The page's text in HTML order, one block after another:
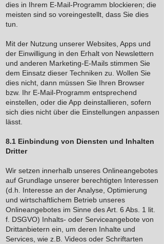
dies in Ihrem E-Mail-Programm blockieren; die
meisten sind so voreingestellt, dass Sie dies
tun.
Mit der Nutzung unserer Websites, Apps und
der Einwilligung in den Erhalt von Newslettern
und anderen Marketing-E-Mails stimmen Sie
dem Einsatz dieser Techniken zu. Wollen Sie
dies nicht, dann müssen Sie Ihren Browser
bzw. Ihr E-Mail-Programm entsprechend
einstellen, oder die App deinstallieren, sofern
sich dies nicht über die Einstellungen anpassen
lässt.
8.1 Einbindung von Diensten und Inhalten
Dritter
Wir setzen innerhalb unseres Onlineangebotes
auf Grundlage unserer berechtigten Interessen
(d.h. Interesse an der Analyse, Optimierung
und wirtschaftlichem Betrieb unseres
Onlineangebotes im Sinne des Art. 6 Abs. 1 lit.
f. DSGVO) Inhalts- oder Serviceangebote von
Drittanbietern ein, um deren Inhalte und
Services, wie z.B. Videos oder Schriftarten